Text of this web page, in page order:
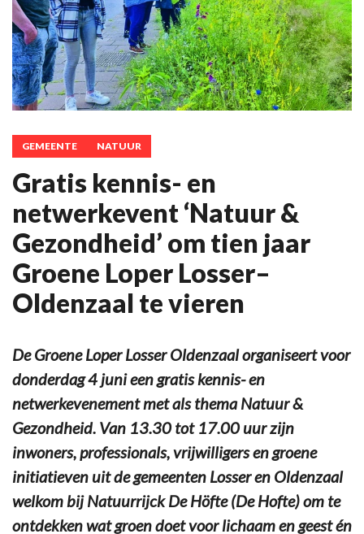
GEMEENTE NATUUR
Gratis kennis- en
netwerkevent ‘Natuur &
Gezondheid’ om tien jaar
Groene Loper Losser–
Oldenzaal te vieren
De Groene Loper Losser Oldenzaal organiseert voor
donderdag 4 juni een gratis kennis- en
netwerkevenement met als thema Natuur &
Gezondheid. Van 13.30 tot 17.00 uur zijn
inwoners, professionals, vrijwilligers en groene
initiatieven uit de gemeenten Losser en Oldenzaal
welkom bij Natuurrijck De Höfte (De Hofte) om te
ontdekken wat groen doet voor lichaam en geest én